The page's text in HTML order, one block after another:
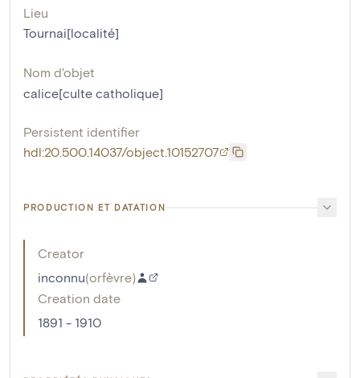
Lieu
Tournai[localité]
Nom d'objet
calice[culte catholique]
Persistent identifier
hdl:20.500.14037/object.10152707
PRODUCTION ET DATATION
Creator
inconnu(orfèvre)
Creation date
1891 - 1910